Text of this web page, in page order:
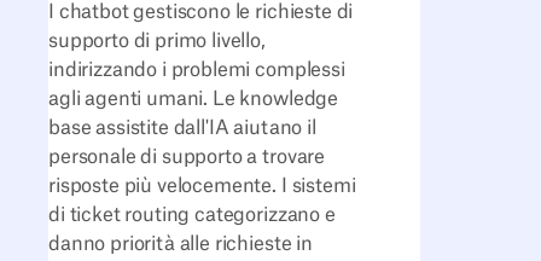
I chatbot gestiscono le richieste di
supporto di primo livello,
indirizzando i problemi complessi
agli agenti umani. Le knowledge
base assistite dall'IA aiutano il
personale di supporto a trovare
risposte più velocemente. I sistemi
di ticket routing categorizzano e
danno priorità alle richieste in